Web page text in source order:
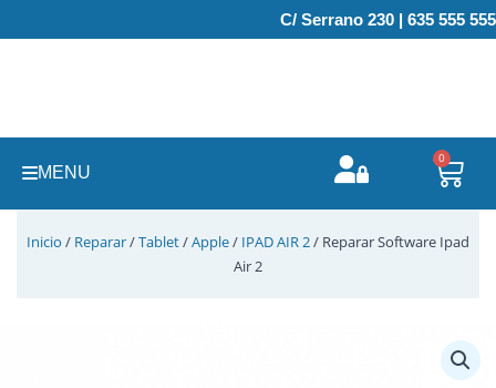
al
C/ Serrano 230 | 635 555 555
MENU
0
Inicio / Reparar/Tablet/Apple/ IPAD AIR 2/ Reparar Software Ipad
Air 2